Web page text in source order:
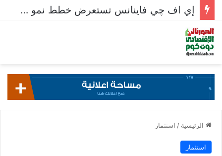
إي اف چي فاينانس تستعرض خطط نمو «بلد» لتعزيز حضورها في سوق تحويلات المصريين بالخارج
الرئيسية / استثمار
استثمار